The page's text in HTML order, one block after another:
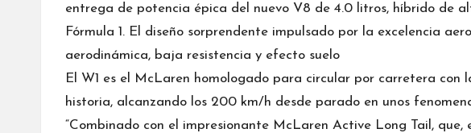
entrega de potencia épica del nuevo V8 de 4.0 litros, híbrido de
Fórmula 1. El diseño sorprendente impulsado por la excelencia
aerodinámica, baja resistencia y efecto suelo
El W1 es el McLaren homologado para circular por carretera con
historia, alcanzando los 200 km/h desde parado en unos
“Combinado con el impresionante McLaren Active Long Tail, que,